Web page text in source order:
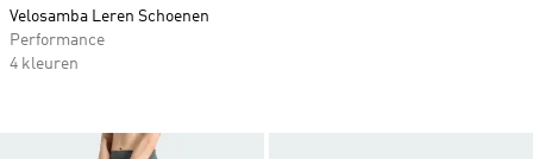
Velosamba Leren Schoenen
Performance
4 kleuren